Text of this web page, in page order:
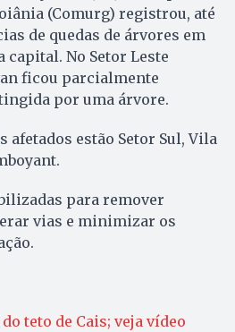
(Comurg) registrou, até
de quedas de árvores em
capital. No Setor Leste
ficou parcialmente
por uma árvore.
afetados estão Setor Sul, Vila
para remover
vias e minimizar os
teto de Cais; veja vídeo